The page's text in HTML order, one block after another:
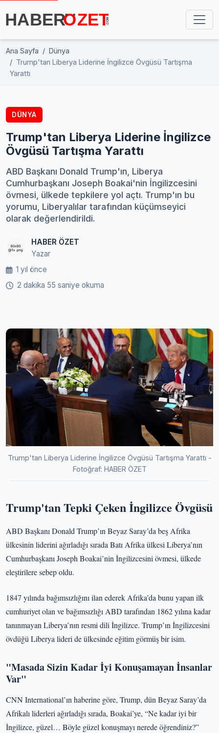
Ana Sayfa
Dünya
Trump'tan Liberya Liderine İngilizce Övgüsü Tartışma
Yarattı
DÜNYA
Trump'tan Liberya Liderine İngilizce
Övgüsü Tartışma Yarattı
ABD Başkanı Donald Trump'ın, Liberya
Cumhurbaşkanı Joseph Boakai'nin İngilizcesini
övmesi, ülkede tepkilere yol açtı. Trump'ın bu
yorumu, Liberyalılar tarafından küçümseyici
olarak değerlendirildi.
HABER ÖZET
Yazar
1 yıl önce
2 dakika 55 saniye okuma
Trump'tan Liberya Liderine İngilizce Övgüsü Tartışma Yarattı -
Fotoğraf: HABER ÖZET
Trump'tan Tepki Çeken İngilizce Övgüsü
ABD Başkanı Donald Trump’ın Beyaz Saray’da beş Afrika
ülkesinin liderini ağırladığı sırada Batı Afrika ülkesi Liberya’nın
Cumhurbaşkanı Joseph Boakai’nin İngilizcesini övmesi, ülkede
eleştirilere sebep oldu.
1847 yılında bağımsızlığını ilan ederek Afrika’da bunu yapan ilk
cumhuriyet olan ve bağımsızlığı ABD tarafından 1862 yılına kadar
tanınmayan Liberya’nın resmi dili İngilizce. Trump’ın İngilizcesini
övdüğü Liberya lideri de ülkesinde eğitim görmüş bir isim.
"Masada Sizin Kadar İyi Konuşamayan İnsanlar
Var"
CNN International’ın haberine göre, Trump, dün Beyaz Saray’da
Afrikalı liderleri ağırladığı sırada, Boakai’ye, “Ne kadar iyi bir
İngilizce, güzel… Böyle güzel konuşmayı nerede öğrendiniz?”